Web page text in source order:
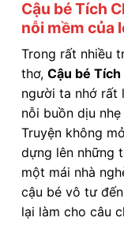
Cậu bé Tích
nỗi mềm của
Trong rất nhiều
thơ, Cậu bé Tích
người ta nhớ rất
nỗi buồn dịu
Truyện không
dựng lên những
một mái nhà
cậu bé vô tư
lại làm cho câu